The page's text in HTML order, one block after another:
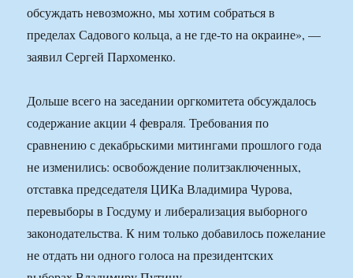
обсуждать невозможно, мы хотим собраться в
пределах Садового кольца, а не где-то на окраине», —
заявил Сергей Пархоменко.
Дольше всего на заседании оргкомитета обсуждалось
содержание акции 4 февраля. Требования по
сравнению с декабрьскими митингами прошлого года
не изменились: освобождение политзаключенных,
отставка председателя ЦИКа Владимира Чурова,
перевыборы в Госдуму и либерализация выборного
законодательства. К ним только добавилось пожелание
не отдать ни одного голоса на президентских